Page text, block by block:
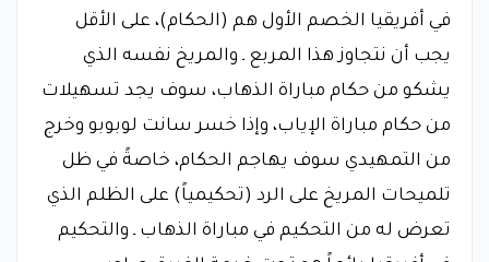
في أفريقيا الخصم الأول هم (الحكام)، على الأقل
يجب أن نتجاوز هذا المربع ـ والمريخ نفسه الذي
يشكو من حكام مباراة الذهاب، سوف يجد تسهيلات
من حكام مباراة الإياب، وإذا خسر سانت لوبوبو وخرج
من التمهيدي سوف يهاجم الحكام، خاصةً في ظل
تلميحات المريخ على الرد (تحكيمياً) على الظلم الذي
تعرض له من التحكيم في مباراة الذهاب ـ والتحكيم